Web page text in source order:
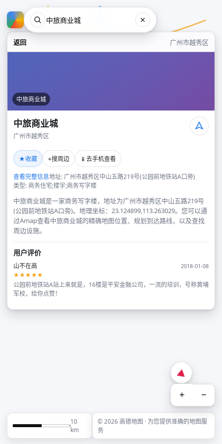
返回 广州市越秀区
中旅商业城
中旅商业城
广州市越秀区
★收藏 ⌖搜周边 📱 去手机查看
查看完整信息地址: 广州市越秀区中山五路219号(公园前地铁站A口旁)
类型: 商务住宅;楼宇;商务写字楼
中旅商业城是一家商务写字楼，地址为广州市越秀区中山五路219号
(公园前地铁站A口旁)。地理坐标：23.124899,113.263029。您可以通
过Amap查看中旅商业城的精确地图位置、规划到达路线，以及查找
周边设施。
用户评价
山不在高
2018-01-08
★★★★★
公园前地铁站A站上来就是，16楼是平安金融公司，一流的培训，号称黄埔
军校，给你点赞！
+ −
10
km
© 2026 高德地图 · 为您提供准确的地图服
务